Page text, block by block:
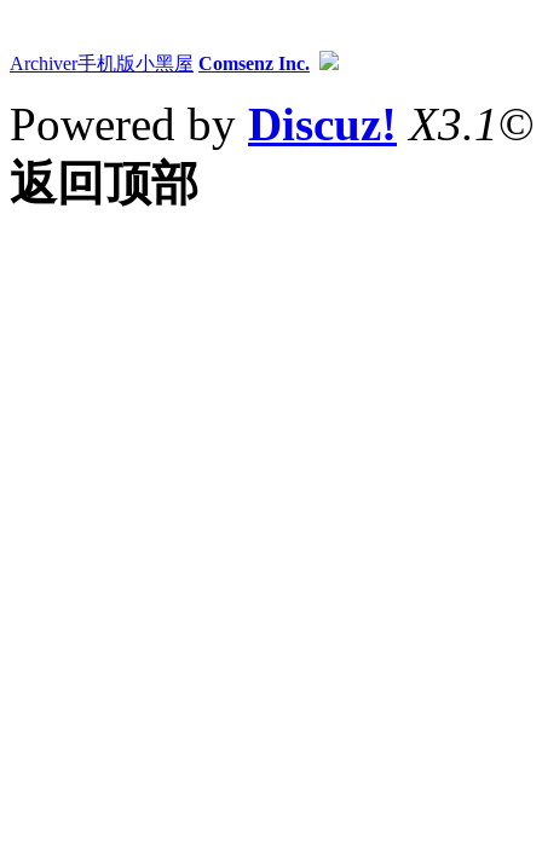
Archiver手机版小黑屋 Comsenz Inc.
Powered by Discuz! X3.1©
返回顶部